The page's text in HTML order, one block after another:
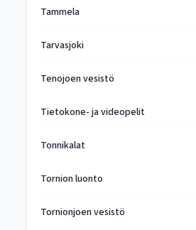
Tammela
Tarvasjoki
Tenojoen vesistö
Tietokone- ja videopelit
Tonnikalat
Tornion luonto
Tornionjoen vesistö